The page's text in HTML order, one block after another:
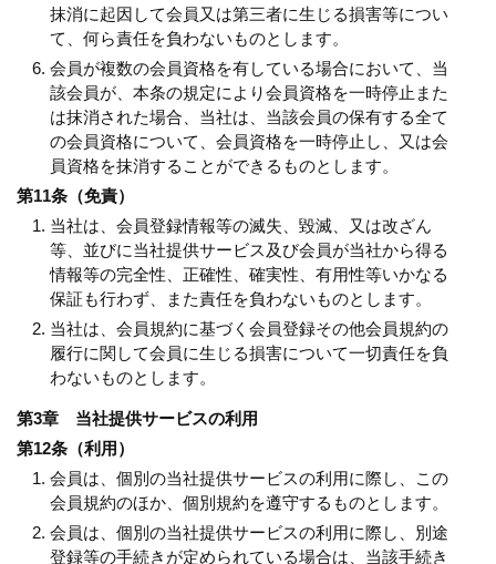
抹消に起因して会員又は第三者に生じる損害等につい
て、何ら責任を負わないものとします。
会員が複数の会員資格を有している場合において、当
該会員が、本条の規定により会員資格を一時停止また
は抹消された場合、当社は、当該会員の保有する全て
の会員資格について、会員資格を一時停止し、又は会
員資格を抹消することができるものとします。
第11条（免責）
当社は、会員登録情報等の滅失、毀滅、又は改ざん
等、並びに当社提供サービス及び会員が当社から得る
情報等の完全性、正確性、確実性、有用性等いかなる
保証も行わず、また責任を負わないものとします。
当社は、会員規約に基づく会員登録その他会員規約の
履行に関して会員に生じる損害について一切責任を負
わないものとします。
第3章 当社提供サービスの利用
第12条（利用）
会員は、個別の当社提供サービスの利用に際し、この
会員規約のほか、個別規約を遵守するものとします。
会員は、個別の当社提供サービスの利用に際し、別途
登録等の手続きが定められている場合は、当該手続き